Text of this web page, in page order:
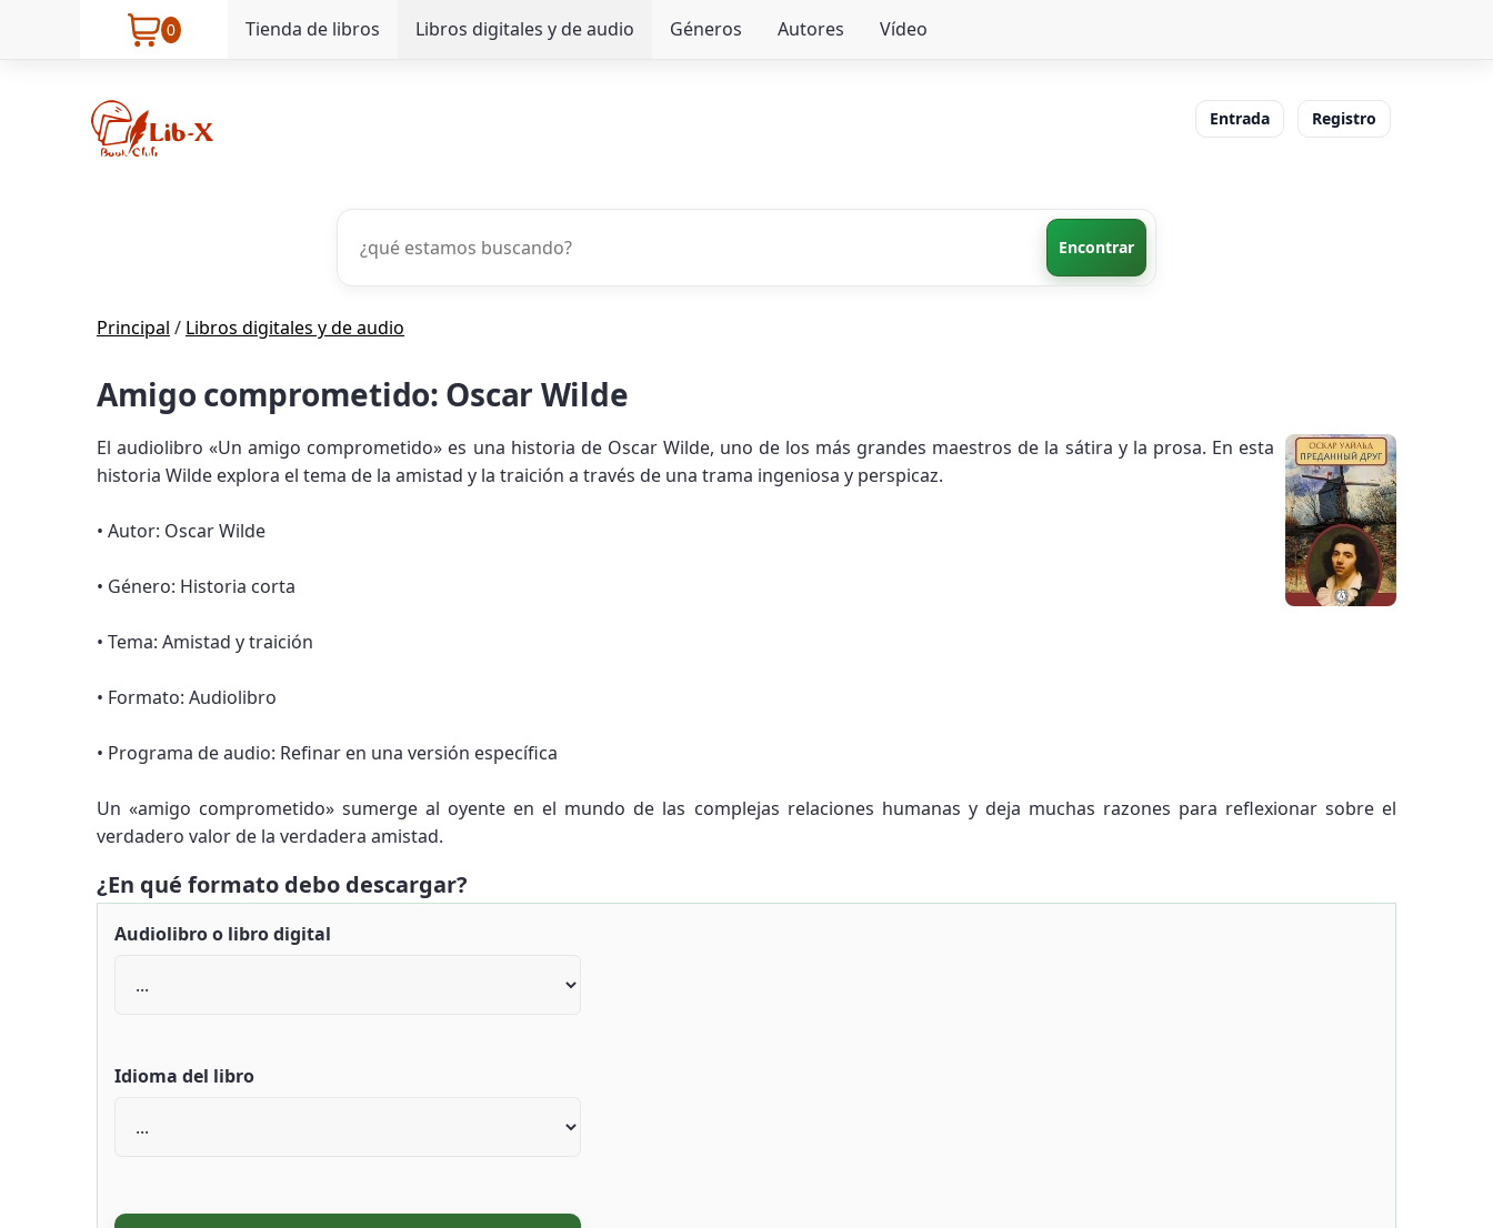
0 Tienda de libros Libros digitales y de audio Géneros Autores Vídeo
Entrada Registro
Encontrar
Principal / Libros digitales y de audio
Amigo comprometido: Oscar Wilde
El audiolibro «Un amigo comprometido» es una historia de Oscar Wilde, uno de los más grandes maestros de la sátira y la prosa. En esta
historia Wilde explora el tema de la amistad y la traición a través de una trama ingeniosa y perspicaz.
• Autor: Oscar Wilde
• Género: Historia corta
• Tema: Amistad y traición
• Formato: Audiolibro
• Programa de audio: Refinar en una versión específica
Un «amigo comprometido» sumerge al oyente en el mundo de las complejas relaciones humanas y deja muchas razones para reflexionar sobre el
verdadero valor de la verdadera amistad.
¿En qué formato debo descargar?
Audiolibro o libro digital
Idioma del libro